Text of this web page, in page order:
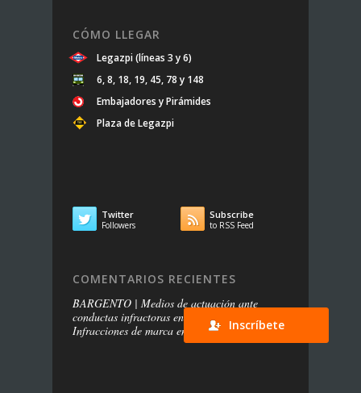
CÓMO LLEGAR
Legazpi (líneas 3 y 6)
6, 8, 18, 19, 45, 78 y 148
Embajadores y Pirámides
Plaza de Legazpi
 Twitter
Followers  Subscribe
to RSS Feed
COMENTARIOS RECIENTES
BARGENTO | Medios de actuación ante
conductas infractoras en redes sociales
en
Infracciones de marca en las redes sociales
Inscríbete